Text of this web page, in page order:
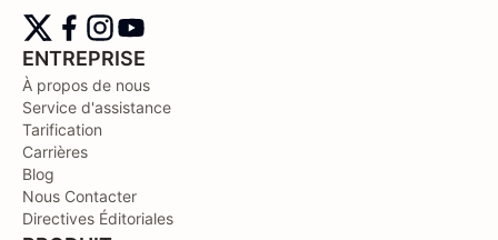
ENTREPRISE
À propos de nous
Service d'assistance
Tarification
Carrières
Blog
Nous Contacter
Directives Éditoriales